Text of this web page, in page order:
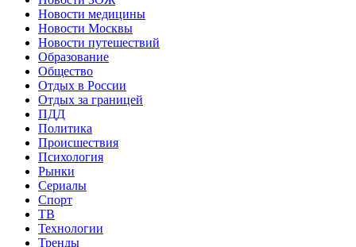
Новости медицины
Новости Москвы
Новости путешествий
Образование
Общество
Отдых в России
Отдых за границей
ПДД
Политика
Происшествия
Психология
Рынки
Сериалы
Спорт
ТВ
Технологии
Тренды